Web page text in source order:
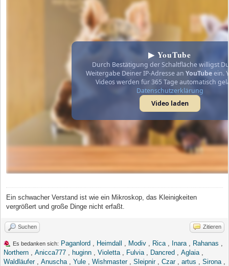
▶ YouTube
Durch Bestätigung der Schaltfläche willigst
Weitergabe Deiner IP-Adresse an YouTubeein.
Videos werden für 365 Tage automatisch
Datenschutzerklärung
Video laden
Ein schwacher Verstand ist wie ein Mikroskop, das Kleinigkeiten
vergrößert und große Dinge nicht erfaßt.
Suchen Zitieren
Es bedanken sich: Paganlord Heimdall Modiv Rica Inara Rahanas
Northern
Anicca777 huginn Violetta Fulvia Dancred Aglaia
Waldläufer, Anuscha Yule Wishmaster, Sleipnir, Czar, artus Sirona